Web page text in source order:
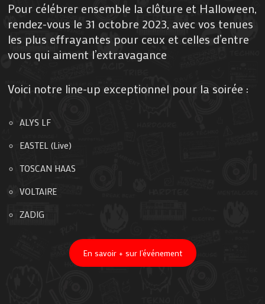
Pour célébrer ensemble la clôture et Halloween,
rendez-vous le 31 octobre 2023, avec vos tenues
les plus effrayantes pour ceux et celles d’entre
vous qui aiment l’extravagance
Voici notre line-up exceptionnel pour la soirée :
ALYS LF
EASTEL (Live)
TOSCAN HAAS
VOLTAIRE
ZADIG
En savoir + sur l’événement